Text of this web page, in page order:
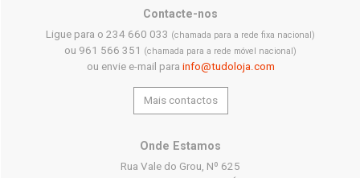
Contacte-nos
Ligue para o 234 660 033 (chamada para a rede fixa nacional)
ou 961 566 351 (chamada para a rede móvel nacional)
ou envie e-mail para info@tudoloja.com
Mais contactos
Onde Estamos
Rua Vale do Grou, Nº 625